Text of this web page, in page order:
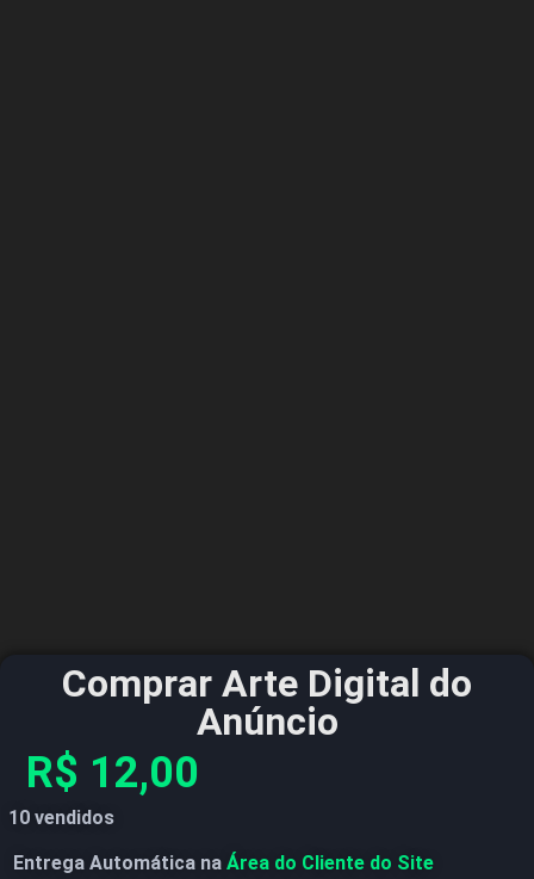
Comprar Arte Digital do
Anúncio
R$ 12,00
10 vendidos
Entrega Automática na Área do Cliente do Site